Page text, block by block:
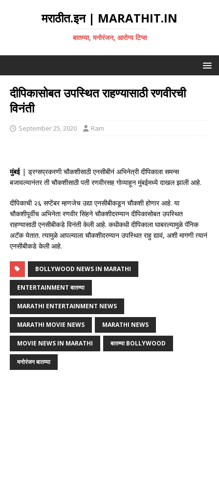
मराठीत.इन | MARATHIT.IN
बातम्या, मनोरंजन, आरोग्य टिप्स
दीपिकासोबत उपस्थित राहण्यासाठी रणवीरची
विनंती
September 25, 2020 Ram
मुंबई| ड्रग्सप्रकरणी चौकशीसाठी एनसीबीनं अभिनेत्री दीपिकाला समन्स
बजावल्यानंतर ती चौकशीसाठी पती रणवीरसह गोव्याहून मुंबईमध्ये दाखल झाली आहे.
दीपिकाची २६ सप्टेंबर म्हणजेच उद्या एनसीबीकडून चौकशी होणार आहे. या
चौकशीपूर्वीच अभिनेता रणवीर सिंहने चौकशीदरम्यान दीपिकासोबत उपस्थित
राहण्यासाठी एनसीबीकडे विनंती केली आहे. कधीकधी दीपिकाला घाबरल्यामुळे पॅनिक
अटॅक येतात. त्यामुळे आपल्याला चौकशीदरम्यान उपस्थित राहु द्यावं, अशी मागणी त्यानं
एनसीबीकडे केली आहे.
BOLLYWOOD NEWS IN MARATHI
ENTERTAINMENT बातम्या
MARATHI ENTERTAINMENT NEWS
MARATHI MOVIE NEWS MARATHI NEWS
MOVIE NEWS IN MARATHI बातम्या BOLLYWOOD
मनोरंजन बातम्या